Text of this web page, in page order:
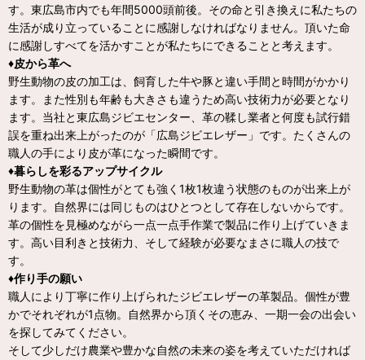
す。東広島市内でも年間5000頭前後。その命と引き換えに私たちの
生活が成り立っていることに感謝しなければなりません。頂いた命
に感謝しすべてを活かすことが私たちにできることと考えます。
♦皮から革へ
野生動物の皮の加工は、飼育した牛や豚と違い手間と時間がかかり
ます。また性別も年齢も大きさも違うため高い技術力が必要となり
ます。当社と東広島ジビエセンター、革の鞣し業者と何度も試行錯
誤を重ね出来上がったのが「広島ジビエレザー」です。たくさんの
職人の手により皮が革になった瞬間です。
♦暮らしを彩るアップサイクル
野生動物の革は個性がとても強く1枚1枚違う状態のものが出来上が
ります。自然界には同じものはひとつとして存在しないからです。
革の個性を見極めながら一点一点手作業で製品に作り上げていきま
す。高い目利きと技術力、そして経験が必要なまさに職人の技で
す。
♦作り手の願い
職人により丁寧に作り上げられたジビエレザーの革製品。個性が豊
かでそれぞれが1点物。自然界から頂くその恵み、一期一会の出会い
を探してみてください。
そして少しだけ農業や豊かな自然の未来の姿を考えていただければ